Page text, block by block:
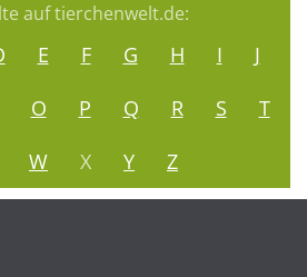
auf tierchenwelt.de:
E F G H I
J
O P Q R S
T
W X Y Z